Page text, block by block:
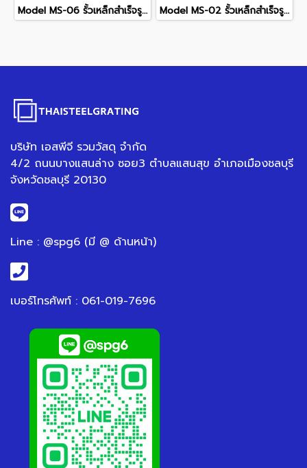
Model MS-06 รั้วเหล็กสำเร็จรูป Model MS-02 รั้วเหล็กสำเร็จรูป
บริษัท เอสพีจี รวมวัสดุ จำกัด
4/2 ถนนบางแสนล่าง ซอย3 ตำบลแสนสุข อำเภอเมืองชลบุรี
จังหวัดชลบุรี 20130
Line : @spg6 (มี @ ด้านหน้า)
เบอร์โทรศัพท์ : 061-019-7696